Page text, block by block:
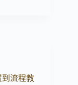
到流程教